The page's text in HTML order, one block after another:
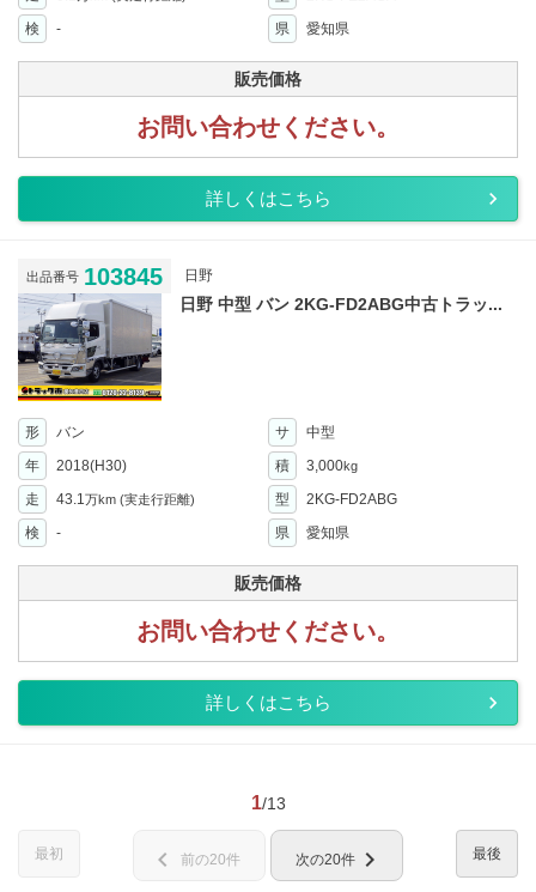
検
- 県 愛知県
販売価格
お問い合わせください。
詳しくはこちら
出品番号 103845 日野
日野 中型 バン 2KG-FD2ABG中古トラッ...
形 バン サ
中型
年
2018(H30) 積 3,000kg
走 43.1 万km (実走行距離) 型
2KG-FD2ABG
検
- 県 愛知県
販売価格
お問い合わせください。
詳しくはこちら
1/13
最初 最後
chevron_left 前の20件 次の20件 chevron_right